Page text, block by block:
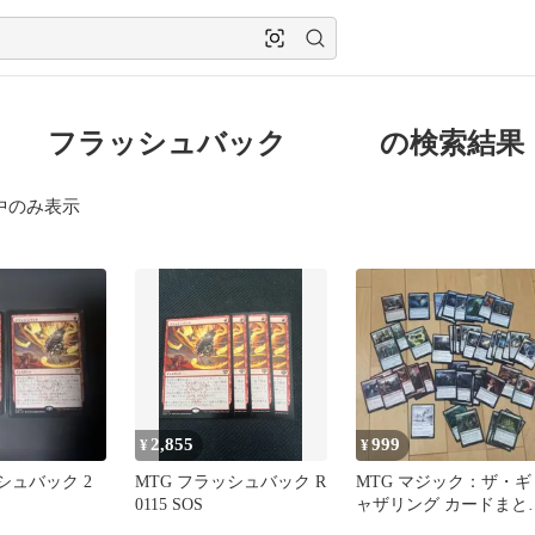
ラッシュバック の検索結果
のみ表示
ュバック 2
¥ 2,855
MTG フラッシュバック R
0115 SOS
¥999
MTG マジック：ザ・ギ
ャザリング カードまと